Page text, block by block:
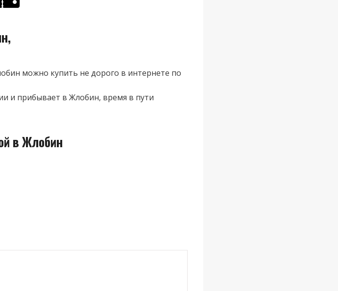
можно купить не дорого в интернете по
и прибывает в Жлобин, время в пути
в Жлобин